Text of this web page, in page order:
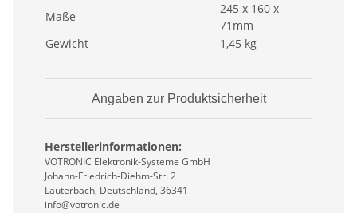
Maße
245 x 160 x
71mm
Gewicht
1,45 kg
Angaben zur Produktsicherheit
Herstellerinformationen:
VOTRONIC Elektronik-Systeme GmbH
Johann-Friedrich-Diehm-Str. 2
Lauterbach, Deutschland, 36341
info@votronic.de